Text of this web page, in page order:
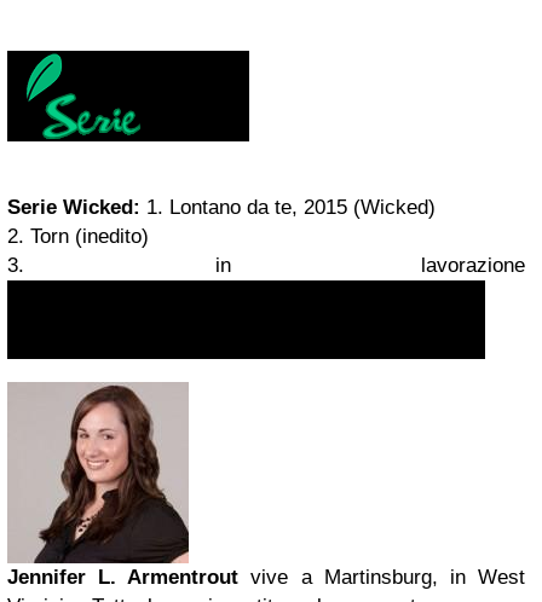
Serie Wicked: 1. Lontano da te, 2015 (Wicked)
2. Torn (inedito)
3. in lavorazione
Jennifer L. Armentrout vive a Martinsburg, in West